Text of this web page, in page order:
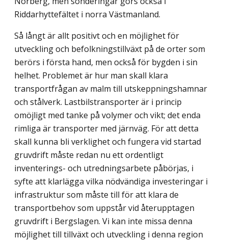
Riddarhyttefältet i norra Västmanland.
Så långt är allt positivt och en möjlighet för
utveckling och befolkningstillväxt på de orter som
berörs i första hand, men också för bygden i sin
helhet. Problemet är hur man skall klara
transportfrågan av malm till utskeppningshamnar
och stålverk. Lastbilstransporter är i princip
omöjligt med tanke på volymer och vikt; det enda
rimliga är transporter med järnväg. För att detta
skall kunna bli verklighet och fungera vid startad
gruvdrift måste redan nu ett ordentligt
inventerings- och utredningsarbete påbörjas, i
syfte att klarlägga vilka nödvändiga investeringar i
infrastruktur som måste till för att klara de
transportbehov som uppstår vid återupptagen
gruvdrift i Bergslagen. Vi kan inte missa denna
möjlighet till tillväxt och utveckling i denna region